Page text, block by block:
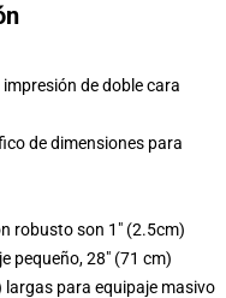
de doble cara
de dimensiones para
robusto son 1" (2.5cm)
pequeño, 28" (71 cm)
largas para equipaje masivo